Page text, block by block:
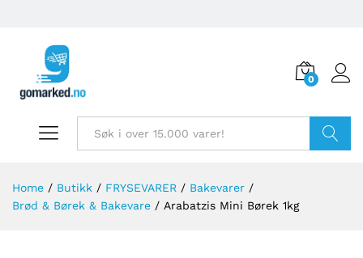
0
Home / Butikk / FRYSEVARER / Bakevarer /
Brød & Børek & Bakevare / Arabatzis Mini Børek 1kg